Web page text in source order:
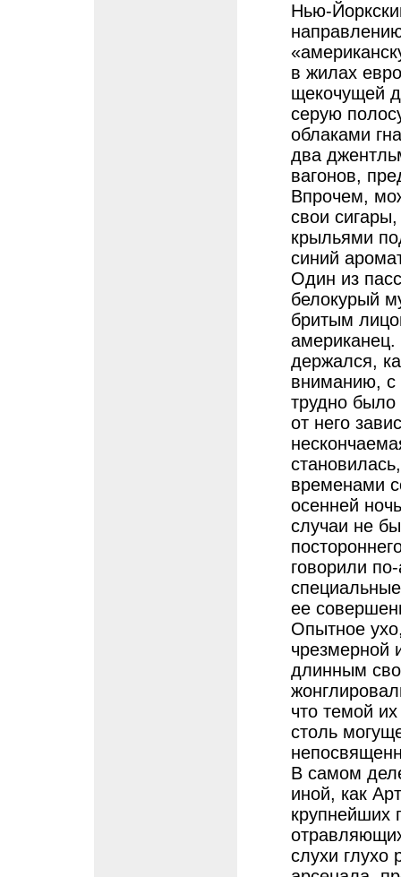
Нью-
в жилах
щекочущей
серую
облаками
два
вагонов,
Впрочем,
свои
крыльями
синий
Один из
белокурый
бритым
держался,
вниманию, с
трудно было
от него
временами
осенней
случаи не
говорили
ее
Опытное
чрезмерной
длинным
что темой
столь
В самом
иной, как
крупнейших
слухи глухо